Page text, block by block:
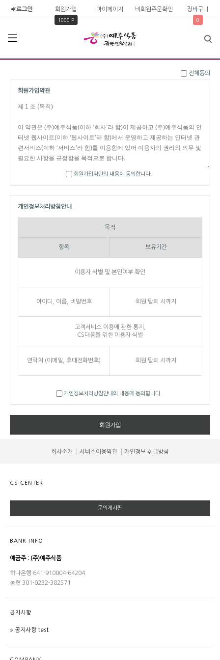
로그인 회원가입
1000 P
마이페이지 비회원주문확인 장바구니
0
전체동의
회원가입약관
회원가입약관의 내용에 동의합니다.
개인정보처리방침안내
목적
항목 보유기간
이용자 식별 및 본인여부 확인
아이디, 이름, 비밀번호 회원 탈퇴 시까지
고객서비스 이용에 관한 통지,
CS대응을 위한 이용자 식별
연락처 (이메일, 휴대전화번호) 회원 탈퇴 시까지
개인정보처리방침안내의 내용에 동의합니다.
회사소개 서비스이용약관 개인정보 취급방침
CS CENTER
문의게시판
BANK INFO
예금주 : (주)예주식품
하나은행 641-910004-64204
농협 301-0232-382571
공지사항
공지사항 test